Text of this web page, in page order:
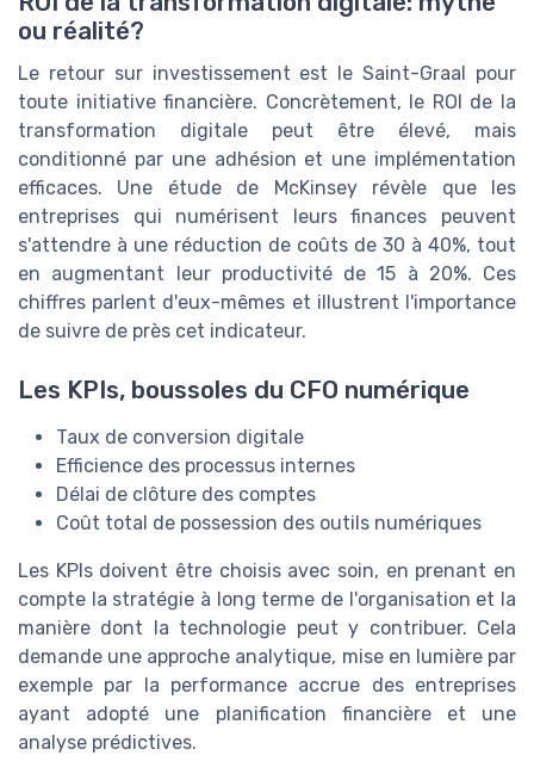
ou réalité?
Le retour sur investissement est le Saint-Graal pour
toute initiative financière. Concrètement, le ROI de la
transformation digitale peut être élevé, mais
conditionné par une adhésion et une implémentation
efficaces. Une étude de McKinsey révèle que les
entreprises qui numérisent leurs finances peuvent
s'attendre à une réduction de coûts de 30 à 40%, tout
en augmentant leur productivité de 15 à 20%. Ces
chiffres parlent d'eux-mêmes et illustrent l'importance
de suivre de près cet indicateur.
Les KPIs, boussoles du CFO numérique
Taux de conversion digitale
Efficience des processus internes
Délai de clôture des comptes
Coût total de possession des outils numériques
Les KPIs doivent être choisis avec soin, en prenant en
compte la stratégie à long terme de l'organisation et la
manière dont la technologie peut y contribuer. Cela
demande une approche analytique, mise en lumière par
exemple par la performance accrue des entreprises
ayant adopté une planification financière et une
analyse prédictives.